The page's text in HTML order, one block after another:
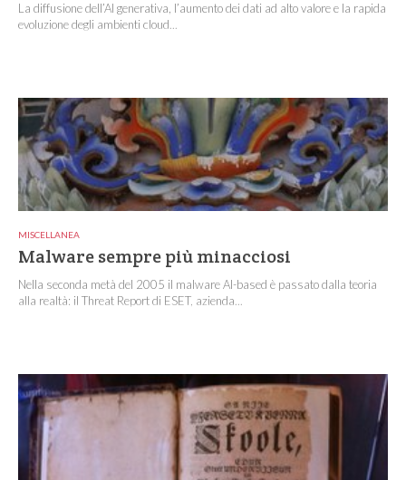
La diffusione dell’AI generativa, l’aumento dei dati ad alto valore e la rapida
evoluzione degli ambienti cloud...
MISCELLANEA
Malware sempre più minacciosi
Nella seconda metà del 2005 il malware AI-based è passato dalla teoria
alla realtà: il Threat Report di ESET, azienda...